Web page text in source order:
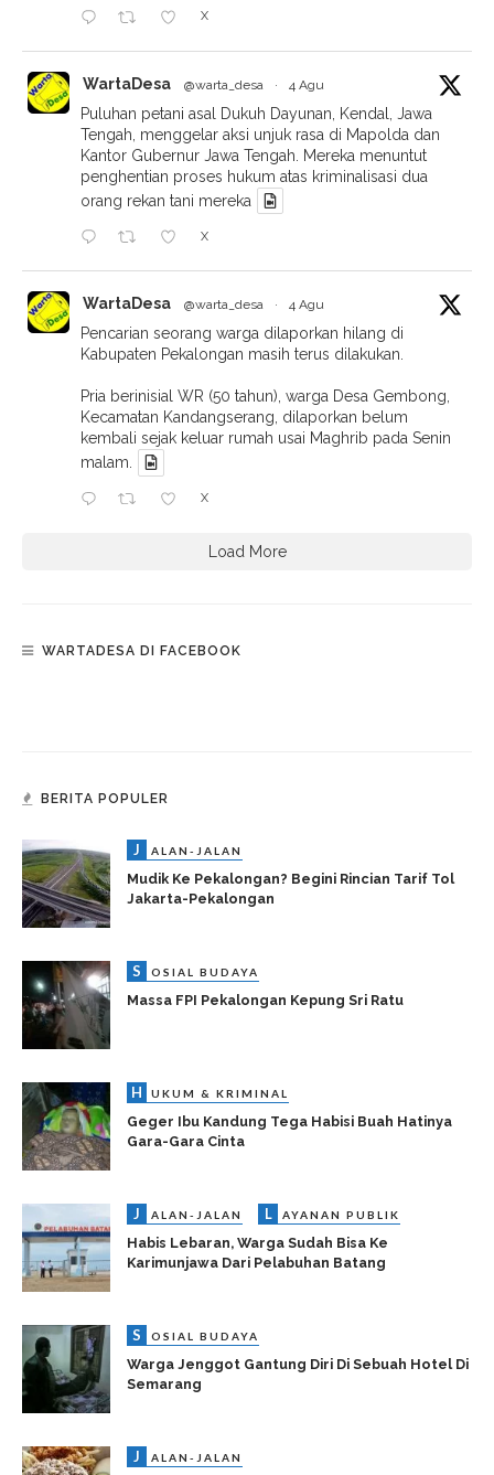
X
WartaDesa @warta_desa · 4 Agu
Puluhan petani asal Dukuh Dayunan, Kendal, Jawa
Tengah, menggelar aksi unjuk rasa di Mapolda dan
Kantor Gubernur Jawa Tengah. Mereka menuntut
penghentian proses hukum atas kriminalisasi dua
orang rekan tani mereka
X
WartaDesa @warta_desa · 4 Agu
Pencarian seorang warga dilaporkan hilang di
Kabupaten Pekalongan masih terus dilakukan.
Pria berinisial WR (50 tahun), warga Desa Gembong,
Kecamatan Kandangserang, dilaporkan belum
kembali sejak keluar rumah usai Maghrib pada Senin
malam.
X
Load More
WARTADESA DI FACEBOOK
BERITA POPULER
J ALAN-JALAN
Mudik Ke Pekalongan? Begini Rincian Tarif Tol
Jakarta-Pekalongan
S OSIAL BUDAYA
Massa FPI Pekalongan Kepung Sri Ratu
H UKUM & KRIMINAL
Geger Ibu Kandung Tega Habisi Buah Hatinya
Gara-Gara Cinta
J ALAN-JALAN L AYANAN PUBLIK
Habis Lebaran, Warga Sudah Bisa Ke
Karimunjawa Dari Pelabuhan Batang
S OSIAL BUDAYA
Warga Jenggot Gantung Diri Di Sebuah Hotel Di
Semarang
J ALAN-JALAN